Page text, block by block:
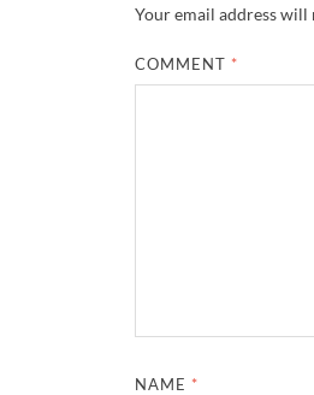
Your email address will
COMMENT *
NAME *